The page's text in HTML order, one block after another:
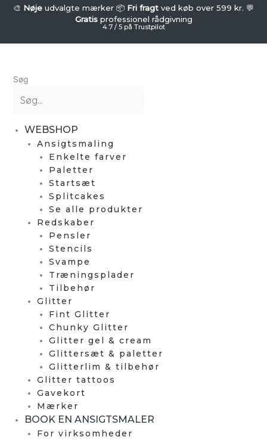
🎨 Nøje udvalgte mærker 📦 Fri fragt ved køb over 599 kr. 💬
Gratisprofessionel rådgivning
4.7 / 5 på Trustpilot
Søg
WEBSHOP
Ansigtsmaling
Enkelte farver
Paletter
Startsæt
Splitcakes
Se alle produkter
Redskaber
Pensler
Stencils
Svampe
Træningsplader
Tilbehør
Glitter
Fint Glitter
Chunky Glitter
Glitter gel & cream
Glittersæt & paletter
Glitterlim & tilbehør
Glitter tattoos
Gavekort
Mærker
BOOK EN ANSIGTSMALER
For virksomheder
SUPERSTAR
-